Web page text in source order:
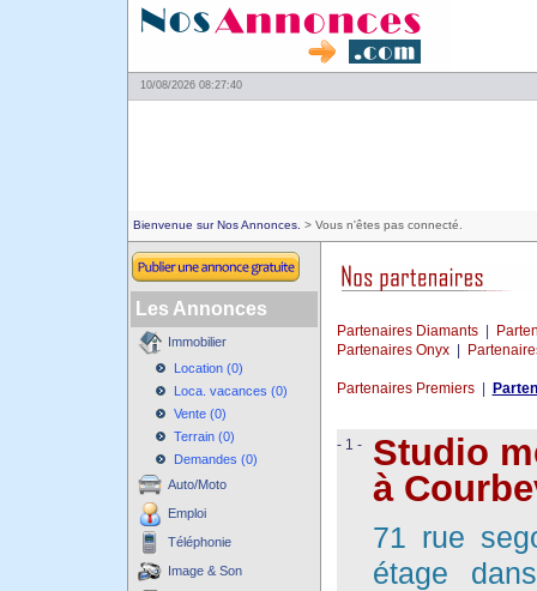
10/08/2026 08:27:40
Bienvenue sur Nos Annonces. > Vous n'êtes pas connecté.
Les Annonces
Immobilier
Location (0)
Loca. vacances (0)
Vente (0)
Terrain (0)
Demandes (0)
Auto/Moto
Emploi
Téléphonie
Image & Son
Partenaires Diamants|
Partenaires Onyx|
Partenaires Premiers|
- 1 -
Studio
à
71 rue
étage